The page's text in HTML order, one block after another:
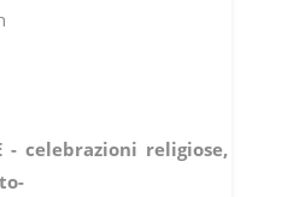
- celebrazioni religiose,